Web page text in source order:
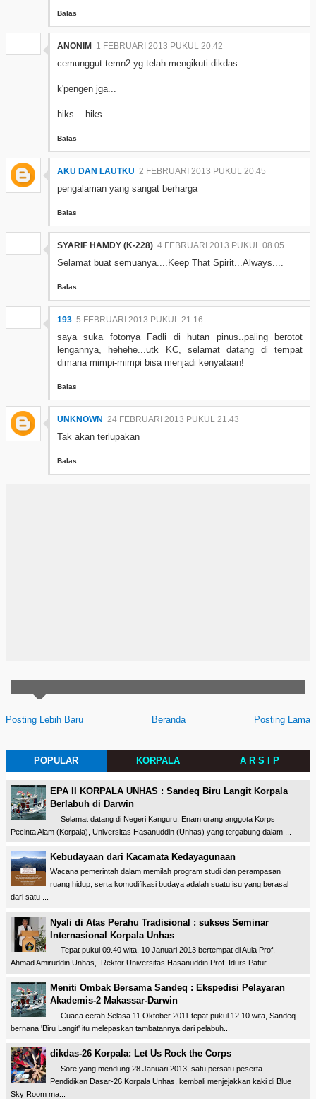
Balas
ANONIM 1 FEBRUARI 2013 PUKUL 20.42
cemunggut temn2 yg telah mengikuti dikdas....
k'pengen jga...
hiks... hiks...
Balas
AKU DAN LAUTKU 2 FEBRUARI 2013 PUKUL 20.45
pengalaman yang sangat berharga
Balas
SYARIF HAMDY (K-228) 4 FEBRUARI 2013 PUKUL 08.05
Selamat buat semuanya....Keep That Spirit...Always....
Balas
193 5 FEBRUARI 2013 PUKUL 21.16
saya suka fotonya Fadli di hutan pinus..paling berotot
lengannya, hehehe...utk KC, selamat datang di tempat
dimana mimpi-mimpi bisa menjadi kenyataan!
Balas
UNKNOWN 24 FEBRUARI 2013 PUKUL 21.43
Tak akan terlupakan
Balas
Posting Lebih Baru Posting Lama
Beranda
POPULAR KORPALA A R S I P
EPA II KORPALA UNHAS : Sandeq Biru Langit Korpala
Berlabuh di Darwin
Selamat datang di Negeri Kanguru. Enam orang anggota Korps
Pecinta Alam (Korpala), Universitas Hasanuddin (Unhas) yang tergabung dalam ...
Kebudayaan dari Kacamata Kedayagunaan
Wacana pemerintah dalam memilah program studi dan perampasan
ruang hidup, serta komodifikasi budaya adalah suatu isu yang berasal
dari satu ...
Nyali di Atas Perahu Tradisional : sukses Seminar
Internasional Korpala Unhas
Tepat pukul 09.40 wita, 10 Januari 2013 bertempat di Aula Prof.
Ahmad Amiruddin Unhas, Rektor Universitas Hasanuddin Prof. Idurs Patur...
Meniti Ombak Bersama Sandeq : Ekspedisi Pelayaran
Akademis-2 Makassar-Darwin
Cuaca cerah Selasa 11 Oktober 2011 tepat pukul 12.10 wita, Sandeq
bernana 'Biru Langit' itu melepaskan tambatannya dari pelabuh...
dikdas-26 Korpala: Let Us Rock the Corps
Sore yang mendung 28 Januari 2013, satu persatu peserta
Pendidikan Dasar-26 Korpala Unhas, kembali menjejakkan kaki di Blue
Sky Room ma...